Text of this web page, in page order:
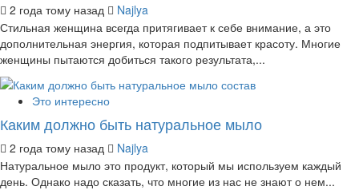
2 года тому назад
Najlya
Стильная женщина всегда притягивает к себе внимание, а это
дополнительная энергия, которая подпитывает красоту. Многие
женщины пытаются добиться такого результата,...
Это интересно
Каким должно быть натуральное мыло
2 года тому назад
Najlya
Натуральное мыло это продукт, который мы используем каждый
день. Однако надо сказать, что многие из нас не знают о нем...